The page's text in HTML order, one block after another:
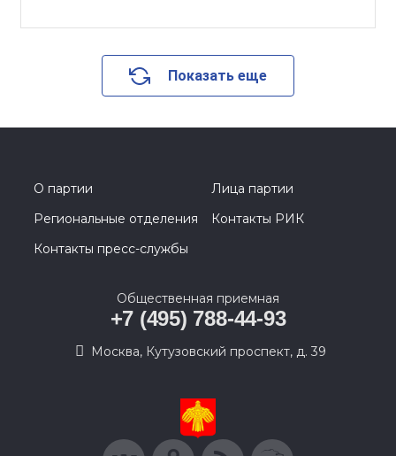
Показать еще
О партии
Лица партии
Региональные отделения
Контакты РИК
Контакты пресс-службы
Общественная приемная
+7 (495) 788-44-93
Москва, Кутузовский проспект, д. 39